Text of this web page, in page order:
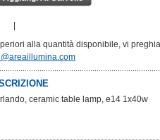
alla quantità disponibile, vi
ceramic table lamp, e14 1x40w